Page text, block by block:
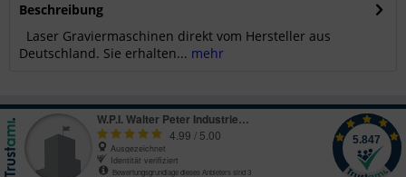
Beschreibung
Laser Graviermaschinen direkt vom Hersteller aus
Deutschland. Sie erhalten... mehr